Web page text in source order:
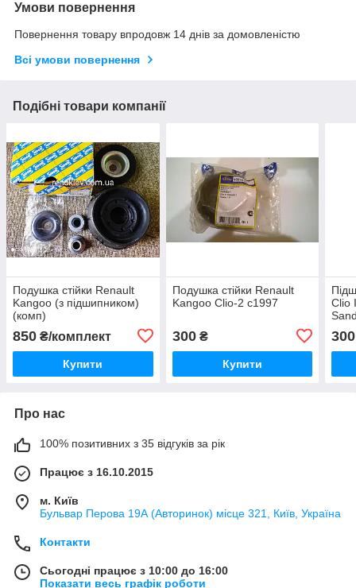
Умови повернення
Повернення товару впродовж 14 днів за домовленістю
Всі умови повернення
Подібні товари компанії
Подушка стійки Renault
Kangoo (з підшипником)
(комп)
850 ₴/комплект
Купити
Подушка стійки Renault
Kangoo Clio-2 c1997
300₴
Купити
Clio
300
Про нас
100% позитивних з 35 відгуків за рік
Працює з 16.10.2015
м. Київ
Бульвар Перова 19А (Авторинок) місце 321, Київ, Україна
Контакти
Сьогодні працює з 10:00 до 16:00
Показати весь графік роботи